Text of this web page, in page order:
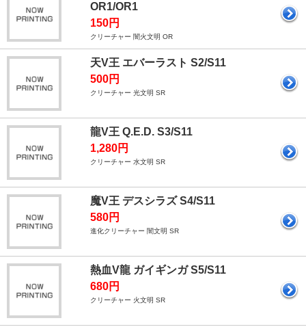
OR1/OR1
150円
クリーチャー 闇火文明 OR
天V王 エバーラスト S2/S11
500円
クリーチャー 光文明 SR
龍V王 Q.E.D. S3/S11
1,280円
クリーチャー 水文明 SR
魔V王 デスシラズ S4/S11
580円
進化クリーチャー 闇文明 SR
熱血V龍 ガイギンガ S5/S11
680円
クリーチャー 火文明 SR